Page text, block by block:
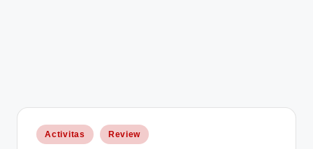
Posted
in
Activitas Review